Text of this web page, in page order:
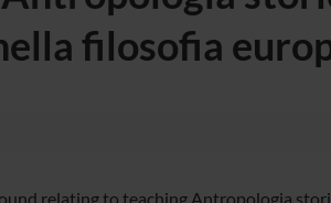
filosofia
relating to teaching Antropologia